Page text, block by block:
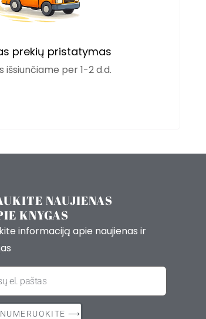
prekių pristatymas
išsiunčiame per 1-2 d.d.
NAUJIENAS
KNYGAS
informaciją apie naujienas ir
⟶